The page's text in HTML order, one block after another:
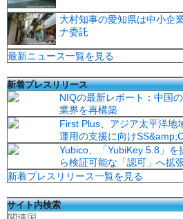
大村知事の愛知県は中小企
ナ委託
最新ニュース一覧を見る
新着プレスリリース
NIQの最新レポート：中国
業界を再構築
First Plus、アジア太平洋地
運用の支援に向け
Yubico、「YubiKey 5.8」
ら検証可能な「認可」へ拡
新着プレスリリース一覧を見る
サイト内検索